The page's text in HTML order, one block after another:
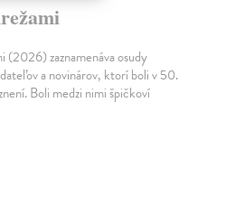
(2026) zaznamenáva osudy
a novinárov, ktorí boli v 50.
Boli medzi nimi špičkoví